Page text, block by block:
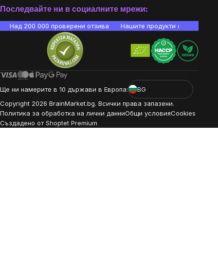
Последвайте ни в социалните мрежи:
Над 200 000 проверени отзива Нашите продукти са
Ще ни намерите в 10 държави в Европа:
BG
Copyright 2026 BrainMarket.bg. Всички права запазени.
Политика за обработка на лични данниОбщи условияCookies
Създадено от Shoptet Premium